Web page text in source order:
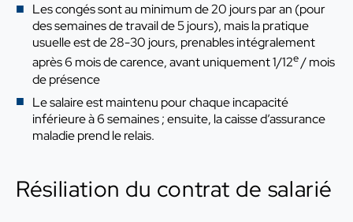
Les congés sont au minimum de 20 jours par an (pour
des semaines de travail de 5 jours), mais la pratique
usuelle est de 28-30 jours, prenables intégralement
après 6 mois de carence, avant uniquement 1/12e/ mois
de présence
Le salaire est maintenu pour chaque incapacité
inférieure à 6 semaines ; ensuite, la caisse d’assurance
maladie prend le relais.
Résiliation du contrat de salarié